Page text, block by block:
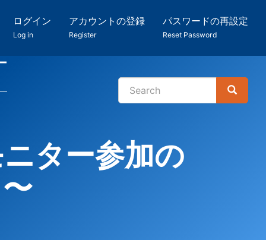
ログイン
Log in
アカウントの登録
Register
パスワードの再設定
Reset Password
検
Search
Search
ター参加の